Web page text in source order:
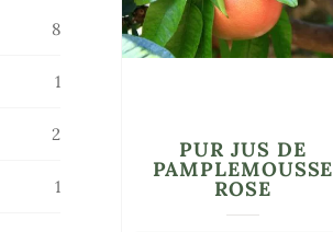
produits
88
produits
1
2
1
PUR JUS DE
PAMPLEMOUSSE
ROSE